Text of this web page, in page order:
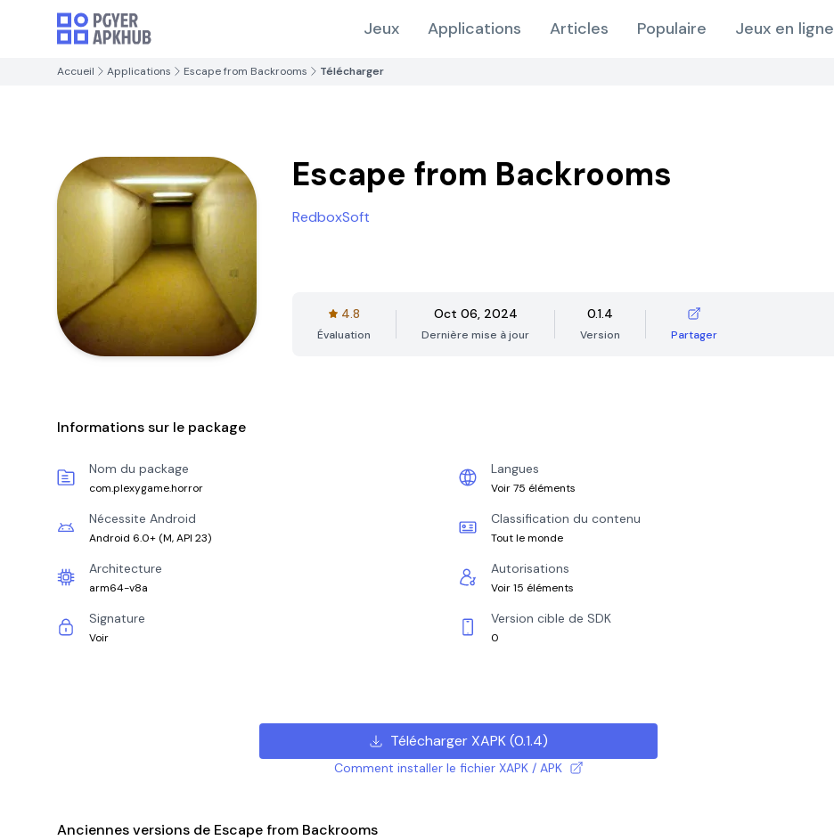
Jeux Applications Articles Populaire Jeux en ligne
Accueil Applications Escape from Backrooms Télécharger
Escape from Backrooms
RedboxSoft
4.8
Évaluation
Oct 06, 2024
Dernière mise à jour
0.1.4
Version Partager
Informations sur le package
Nom du package
com.plexygame.horror
Langues
Voir 75 éléments
Nécessite Android
Android 6.0+ (M, API 23)
Classification du contenu
Tout le monde
Architecture
arm64-v8a
Autorisations
Voir 15 éléments
Signature
Voir
Version cible de SDK
0
Télécharger XAPK(0.1.4)
Comment installer le fichier XAPK / APK
Anciennes versions de Escape from Backrooms